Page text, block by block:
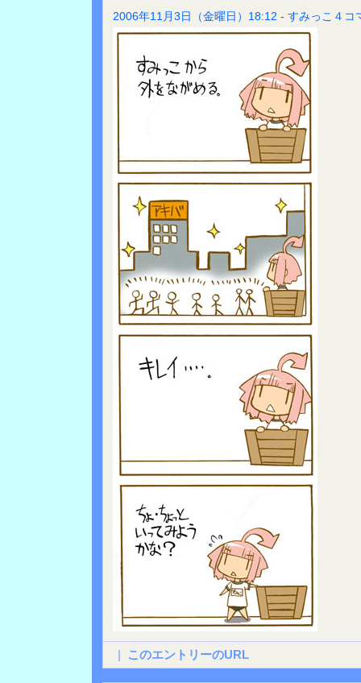
2006年11月3日（金曜日）18:12 - すみっこ４コ
| このエントリーのURL